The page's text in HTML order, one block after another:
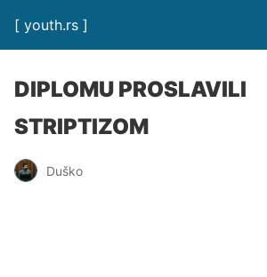
[ youth.rs ]
DIPLOMU PROSLAVILI
STRIPTIZOM
Duško